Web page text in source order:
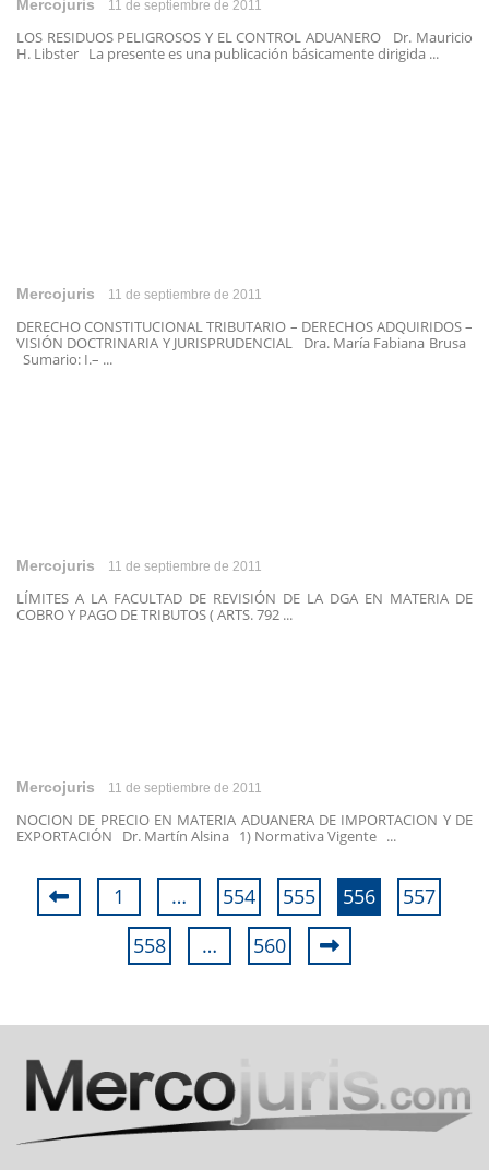
Mercojuris 11 de septiembre de 2011
LOS RESIDUOS PELIGROSOS Y EL CONTROL ADUANERO Dr. Mauricio
H. Libster La presente es una publicación básicamente dirigida ...
Mercojuris 11 de septiembre de 2011
DERECHO CONSTITUCIONAL TRIBUTARIO – DERECHOS ADQUIRIDOS –
VISIÓN DOCTRINARIA Y JURISPRUDENCIAL Dra. María Fabiana Brusa
Sumario: I.– ...
Mercojuris 11 de septiembre de 2011
LÍMITES A LA FACULTAD DE REVISIÓN DE LA DGA EN MATERIA DE
COBRO Y PAGO DE TRIBUTOS ( ARTS. 792 ...
Mercojuris 11 de septiembre de 2011
NOCION DE PRECIO EN MATERIA ADUANERA DE IMPORTACION Y DE
EXPORTACIÓN Dr. Martín Alsina 1) Normativa Vigente ...
1 … 554 555 556
557
558
… 560